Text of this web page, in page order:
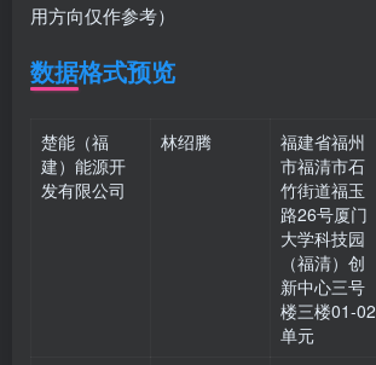
用方向仅作参考）
数据格式预览
楚能（福
建）能源开
发有限公司
林绍腾
福建省福州
市福清市石
竹街道福玉
路26号厦门
大学科技园
（福清）创
新中心三号
楼三楼01-02
单元